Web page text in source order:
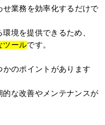
せ業務を効率化するだけで
境を提供できるため、
ツールです。
かのポイントがあります
な改善やメンテナンスが